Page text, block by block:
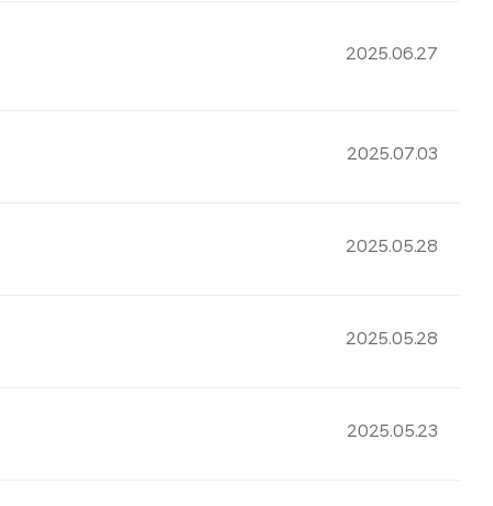
2025.06.27
2025.07.03
2025.05.28
2025.05.28
2025.05.23